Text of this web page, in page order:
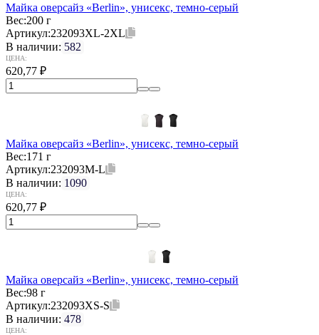
Майка оверсайз «Berlin», унисекс, темно-серый
Вес:200 г
Артикул:232093XL-2XL
В наличии: 582
ЦЕНА:
620,77 ₽
Майка оверсайз «Berlin», унисекс, темно-серый
Вес:171 г
Артикул:232093M-L
В наличии: 1090
ЦЕНА:
620,77 ₽
Майка оверсайз «Berlin», унисекс, темно-серый
Вес:98 г
Артикул:232093XS-S
В наличии: 478
ЦЕНА: